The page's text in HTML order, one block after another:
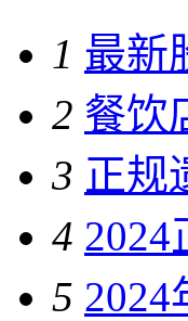
1 最新
2 餐饮
3 正规
4
5 2024